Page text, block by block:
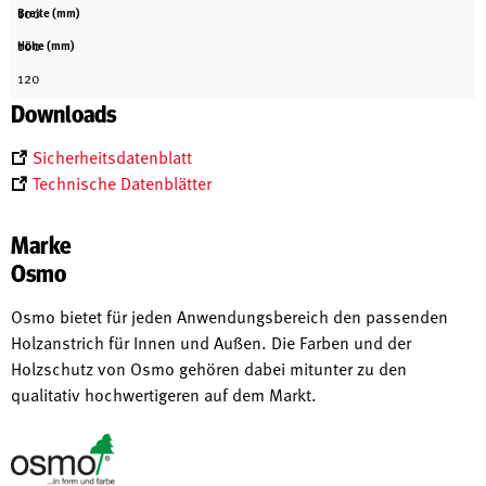
100
Breite (mm)
100
Höhe (mm)
120
Downloads
Sicherheitsdatenblatt
Technische Datenblätter
Marke
Osmo
Osmo bietet für jeden Anwendungsbereich den passenden
Holzanstrich für Innen und Außen. Die Farben und der
Holzschutz von Osmo gehören dabei mitunter zu den
qualitativ hochwertigeren auf dem Markt.